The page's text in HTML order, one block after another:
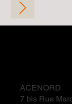
ACENORD
7 bis Rue